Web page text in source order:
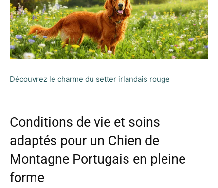
Découvrez le charme du setter irlandais rouge
Conditions de vie et soins
adaptés pour un Chien de
Montagne Portugais en pleine
forme